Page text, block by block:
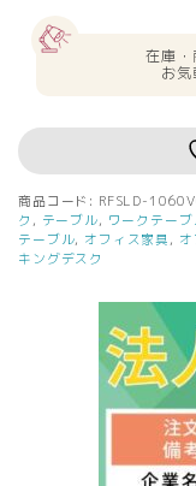
在庫・
お
商品コード: RFSLD-
ク , テーブル, ワークテーブ
テーブル, オフィス家具 ,
キングデスク